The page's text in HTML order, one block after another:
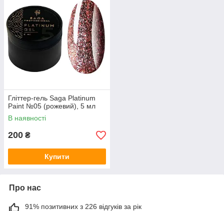
Гліттер-гель Saga Platinum
Paint №05 (рожевий), 5 мл
В наявності
200 ₴
Купити
Про нас
91% позитивних з 226 відгуків за рік